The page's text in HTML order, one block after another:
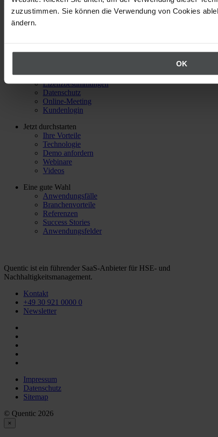
zuzustimmen. Sie können die Verwendung von Cookies
ändern.
OK
Nach oben
Über Quentic
Quick-Links
Lizenzbestimmungen
Datenschutz
Online-Meeting
Kundenlogin
Jetzt durchstarten
Ihre Vorteile
Technologie
Demo anfordern
Webinare
Videos
Eine gute Wahl
Anwendungsfälle
Branchenvorteile
Referenzen
Success Stories
Anwendungsfelder
Quentic ist ein führender SaaS-Anbieter für HSE- und
Nachhaltigkeitsmanagement.
Kontakt
+49 30 921 0000 0
Newsletter
Impressum
Datenschutz
Sitemap
© Quentic 2026
×